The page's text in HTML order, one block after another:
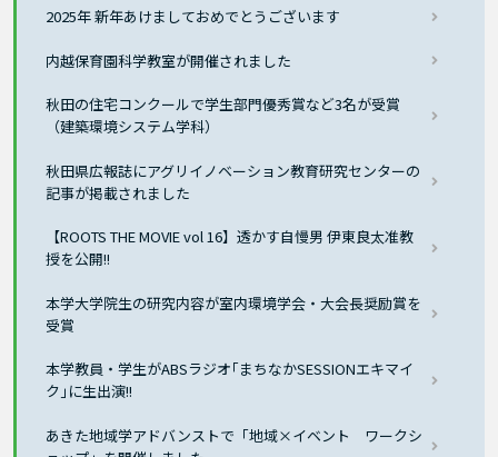
2025年 新年あけましておめでとうございます
内越保育園科学教室が開催されました
秋田の住宅コンクールで学生部門優秀賞など3名が受賞
（建築環境システム学科）
秋田県広報誌にアグリイノベーション教育研究センターの
記事が掲載されました
【ROOTS THE MOVIE vol 16】透かす自慢男 伊東良太准教
授を公開!!
本学大学院生の研究内容が室内環境学会・大会長奨励賞を
受賞
本学教員・学生がABSラジオ｢まちなかSESSIONエキマイ
ク｣に生出演!!
あきた地域学アドバンストで「地域×イベント ワークシ